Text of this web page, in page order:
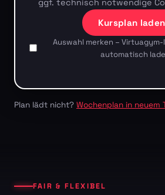
ggf. technisch notwendige
Kursplan laden
Auswahl merken –
automatisch
Plan lädt nicht? Wochenplan in neuem
FAIR & FLEXIBEL